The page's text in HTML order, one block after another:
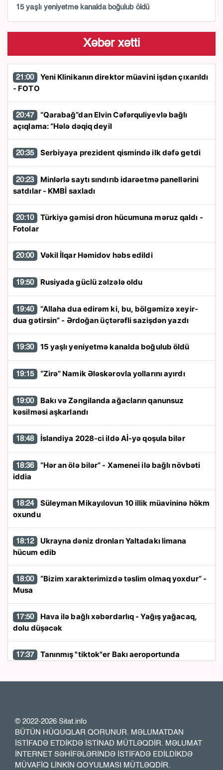
15 yaşlı yeniyetmə kanalda boğulub öldü
Xəbər xətti
21:00
- FOTO
20:47
açıqlama: “Hələ dəqiq deyil
20:35 Serbiyaya prezident qismində ilk dəfə getdi
20:23
satdılar - KMBİ saxladı
20:10
Fotolar
20:00 Vəkil İlqar Həmidov həbs edildi
19:50 Rusiyada güclü zəlzələ oldu
19:40
dua gətirsin” - Ərdoğan üçtərəfli sazişdən yazdı
19:30 15 yaşlı yeniyetmə kanalda boğulub öldü
19:15 “Zirə” Namik Ələskərovla yollarını ayırdı
19:00
kəsilməsi aşkarlandı
18:48 İslandiya 2028-ci ildə Aİ-yə qoşula bilər
18:36
iddia
18:24
oxundu
18:12
hücum edib
18:00
Musa
17:50
dolu düşəcək
17:37
17:13 Özəl bağçalarla maliyyələşmə müsabiqəsi
müzakirə olundu
17:00
Ukrayna ordusundakı əcnəbilərin sayını
© 2022-2026 Sitat.info
BÜTÜN HÜQUQLAR QORUNUR. MƏLUMATDAN
İSTİFADƏ ETDİKDƏ İSTİNAD MÜTLƏQDİR. MƏLUMAT
İNTERNET SƏHİFƏLƏRİNDƏ İSTİFADƏ EDİLDİKDƏ
MÜVAFİQ LİNKİN QOYULMASI MÜTLƏQDİR.